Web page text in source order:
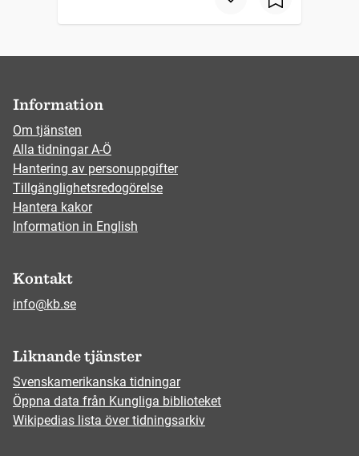
Information
Om tjänsten
Alla tidningar A-Ö
Hantering av personuppgifter
Tillgänglighetsredogörelse
Hantera kakor
Information in English
Kontakt
info@kb.se
Liknande tjänster
Svenskamerikanska tidningar
Öppna data från Kungliga biblioteket
Wikipedias lista över tidningsarkiv